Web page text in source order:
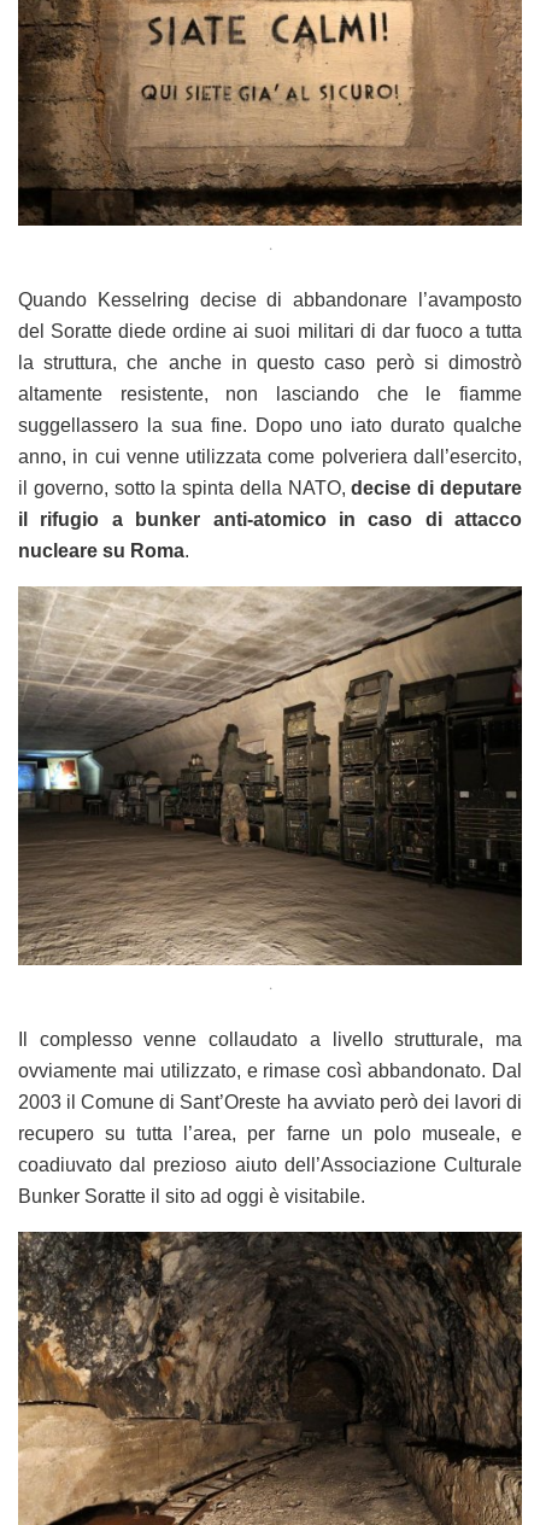
.
Quando Kesselring decise di abbandonare l’avamposto
del Soratte diede ordine ai suoi militari di dar fuoco a tutta
la struttura, che anche in questo caso però si dimostrò
altamente resistente, non lasciando che le fiamme
suggellassero la sua fine. Dopo uno iato durato qualche
anno, in cui venne utilizzata come polveriera dall’esercito,
il governo, sotto la spinta della NATO,decise di deputare
il rifugio a bunker anti-atomico in caso di attacco
nucleare su Roma.
.
Il complesso venne collaudato a livello strutturale, ma
ovviamente mai utilizzato, e rimase così abbandonato. Dal
2003 il Comune di Sant’Oreste ha avviato però dei lavori di
recupero su tutta l’area, per farne un polo museale, e
coadiuvato dal prezioso aiuto dell’Associazione Culturale
Bunker Soratte il sito ad oggi è visitabile.